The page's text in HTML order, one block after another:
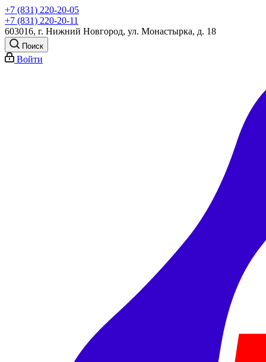
+7 (831) 220-20-05
+7 (831) 220-20-11
603016, г. Нижний Новгород, ул. Монастырка, д. 18
Поиск
Войти